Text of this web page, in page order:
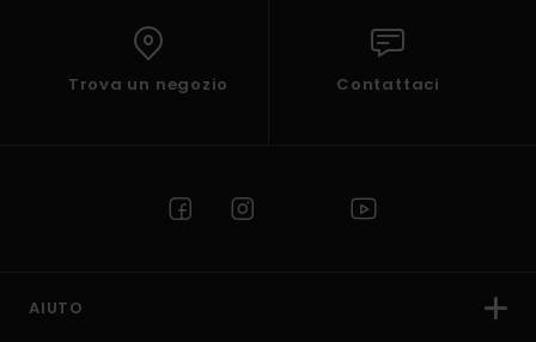
Trova un negozio Contattaci
AIUTO